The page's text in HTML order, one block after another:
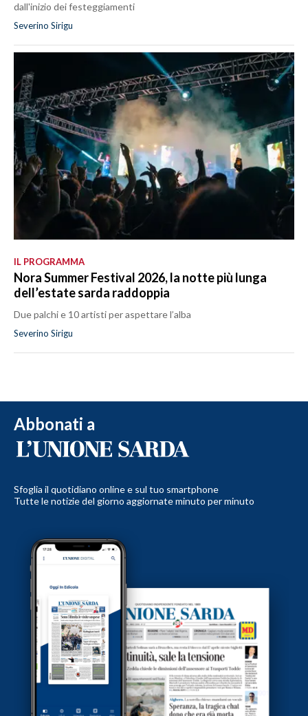
dall'inizio dei festeggiamenti
Severino Sirigu
IL PROGRAMMA
Nora Summer Festival 2026, la notte più lunga
dell’estate sarda raddoppia
Due palchi e 10 artisti per aspettare l’alba
Severino Sirigu
Abbonati a
Sfoglia il quotidiano online e sul tuo smartphone
Tutte le notizie del giorno aggiornate minuto per minuto